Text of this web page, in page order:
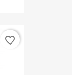
favorite_border